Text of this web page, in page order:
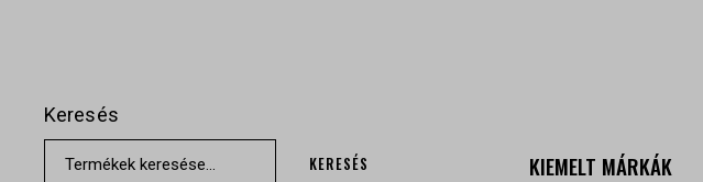
KIEMELT MÁRKÁK
Keresés
KERESÉS